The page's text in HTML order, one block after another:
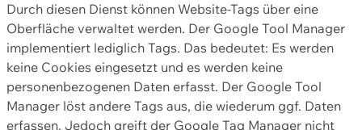
Durch diesen Dienst können Website-Tags über eine
Oberfläche verwaltet werden. Der Google Tool Manager
implementiert lediglich Tags. Das bedeutet: Es werden
keine Cookies eingesetzt und es werden keine
personenbezogenen Daten erfasst. Der Google Tool
Manager löst andere Tags aus, die wiederum ggf. Daten
erfassen. Jedoch greift der Google Tag Manager nicht